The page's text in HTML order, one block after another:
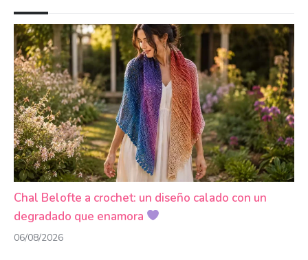
Chal Belofte a crochet: un diseño calado con un
degradado que enamora
06/08/2026